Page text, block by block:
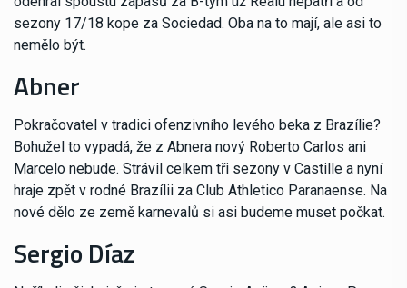
sezony 17/18 kope za Sociedad. Oba na to mají, ale asi to
nemělo být.
Abner
Pokračovatel v tradici ofenzivního levého beka z Brazílie?
Bohužel to vypadá, že z Abnera nový Roberto Carlos ani
Marcelo nebude. Strávil celkem tři sezony v Castille a nyní
hraje zpět v rodné Brazílii za Club Athletico Paranaense. Na
nové dělo ze země karnevalů si asi budeme muset počkat.
Sergio Díaz